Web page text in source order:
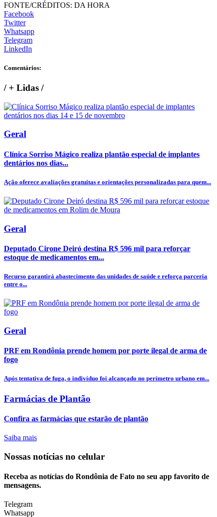
FONTE/CRÉDITOS: DA HORA
Facebook
Twitter
Whatsapp
Telegram
LinkedIn
Comentários:
/+ Lidas /
Geral
Clínica Sorriso Mágico realiza plantão especial de implantes
dentários nos dias...
Ação oferece avaliações gratuitas e orientações personalizadas para quem...
Geral
Deputado Cirone Deiró destina R$ 596 mil para reforçar
estoque de medicamentos em...
Recurso garantirá abastecimento das unidades de saúde e reforça parceria
entre o...
Geral
PRF em Rondônia prende homem por porte ilegal de arma de
fogo
Após tentativa de fuga, o indivíduo foi alcançado no perímetro urbano em...
Farmácias de Plantão
Confira as farmácias que estarão de plantão
Saiba mais
Nossas notícias no celular
Receba as notícias do Rondônia de Fato no seu app favorito de
mensagens.
Telegram
Whatsapp